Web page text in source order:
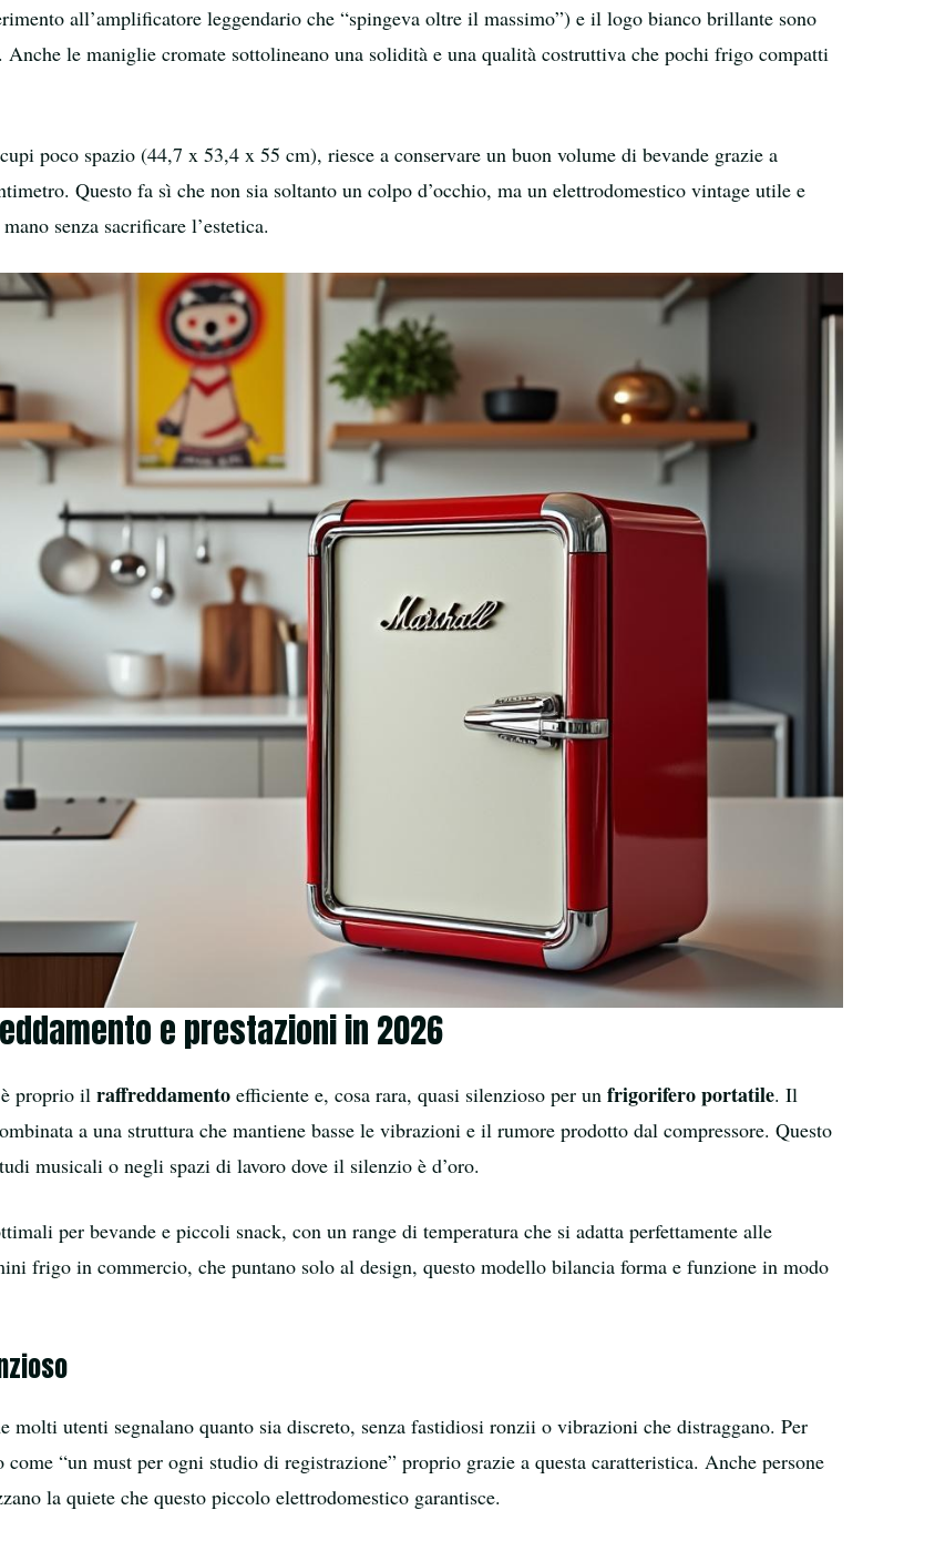
all’amplificatore leggendario che “spingeva oltre il massimo”) e il logo bianco brillante sono
le maniglie cromate sottolineano una solidità e una qualità costruttiva che pochi frigo compatti
poco spazio (44,7 x 53,4 x 55 cm), riesce a conservare un buon volume di bevande grazie a
Questo fa sì che non sia soltanto un colpo d’occhio, ma un elettrodomestico vintage utile e
senza sacrificare l’estetica.
e prestazioni in 2026
è proprio il raffreddamento efficiente e, cosa rara, quasi silenzioso per un frigorifero portatile. Il
a una struttura che mantiene basse le vibrazioni e il rumore prodotto dal compressore. Questo
musicali o negli spazi di lavoro dove il silenzio è d’oro.
per bevande e piccoli snack, con un range di temperatura che si adatta perfettamente alle
frigo in commercio, che puntano solo al design, questo modello bilancia forma e funzione in modo
utenti segnalano quanto sia discreto, senza fastidiosi ronzii o vibrazioni che distraggano. Per
“un must per ogni studio di registrazione” proprio grazie a questa caratteristica. Anche persone
la quiete che questo piccolo elettrodomestico garantisce.